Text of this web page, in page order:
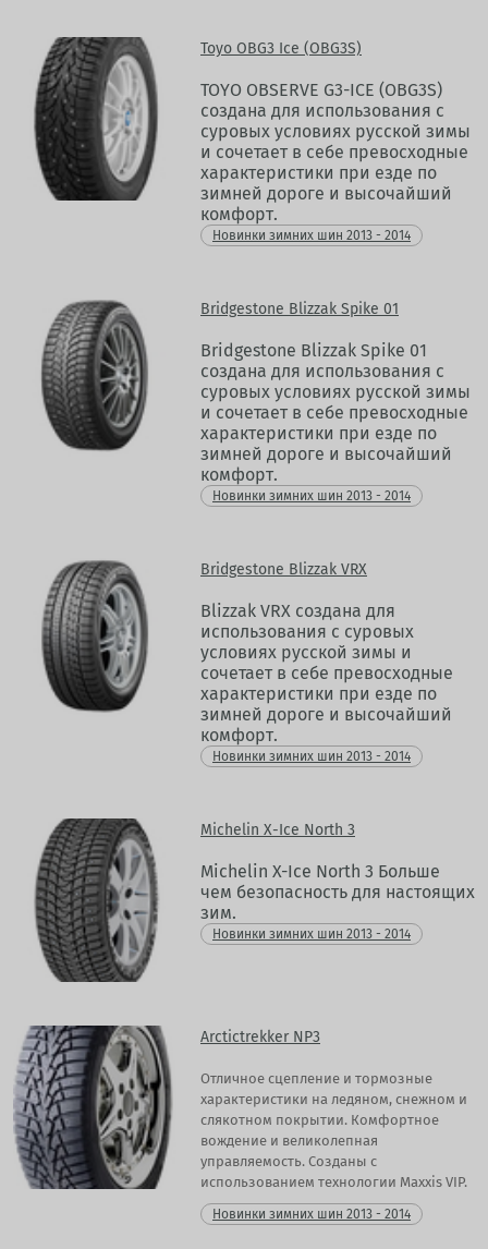
Toyo OBG3 Ice (OBG3S)
TOYO OBSERVE G3-ICE (OBG3S)
создана для использования с
суровых условиях русской зимы
и сочетает в себе превосходные
характеристики при езде по
зимней дороге и высочайший
комфорт.
Новинки зимних шин 2013 - 2014
Bridgestone Blizzak Spike 01
Bridgestone Blizzak Spike 01
создана для использования с
суровых условиях русской зимы
и сочетает в себе превосходные
характеристики при езде по
зимней дороге и высочайший
комфорт.
Новинки зимних шин 2013 - 2014
Bridgestone Blizzak VRX
Blizzak VRX создана для
использования с суровых
условиях русской зимы и
сочетает в себе превосходные
характеристики при езде по
зимней дороге и высочайший
комфорт.
Новинки зимних шин 2013 - 2014
Michelin X-Ice North 3
Michelin X-Ice North 3 Больше
чем безопасность для настоящих
зим.
Новинки зимних шин 2013 - 2014
Arctictrekker NP3
Отличное сцепление и тормозные
характеристики на ледяном, снежном и
слякотном покрытии. Комфортное
вождение и великолепная
управляемость. Созданы с
использованием технологии Maxxis VIP.
Новинки зимних шин 2013 - 2014